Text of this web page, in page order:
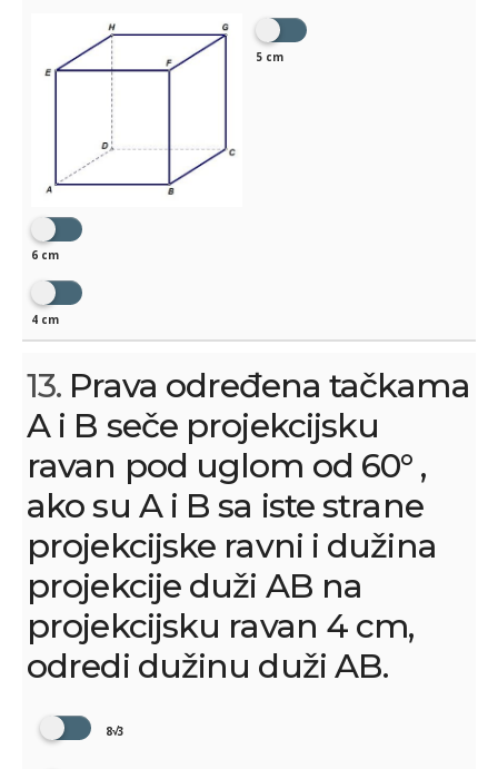
6 cm
5 cm
4 cm
13. Prava određena tačkama
A i B seče projekcijsku
ravan pod uglom od 60° ,
ako su A i B sa iste strane
projekcijske ravni i dužina
projekcije duži AB na
projekcijsku ravan 4 cm,
odredi dužinu duži AB.
8√3